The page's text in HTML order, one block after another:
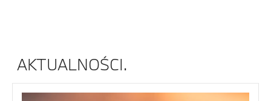
AKTUALNOŚCI.